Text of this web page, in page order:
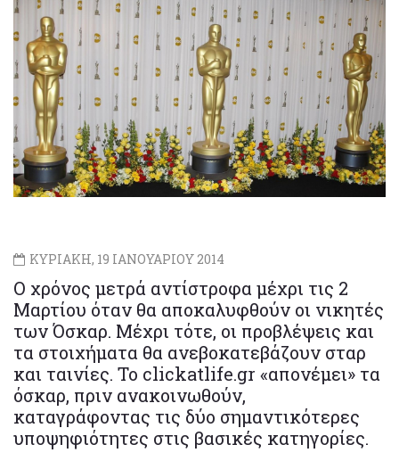
ΚΥΡΙΑΚΗ, 19 ΙΑΝΟΥΑΡΙΟΥ 2014
Ο χρόνος μετρά αντίστροφα μέχρι τις 2
Μαρτίου όταν θα αποκαλυφθούν οι νικητές
των Όσκαρ. Μέχρι τότε, οι προβλέψεις και
τα στοιχήματα θα ανεβοκατεβάζουν σταρ
και ταινίες. Το clickatlife.gr «απονέμει» τα
όσκαρ, πριν ανακοινωθούν,
καταγράφοντας τις δύο σημαντικότερες
υποψηφιότητες στις βασικές κατηγορίες.